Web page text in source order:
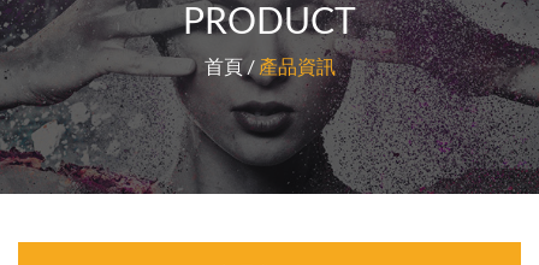
PRODUCT
首頁 產品資訊